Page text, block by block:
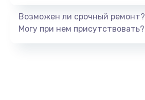
Возможен ли срочный ремонт?
Могу при нем присутствовать?